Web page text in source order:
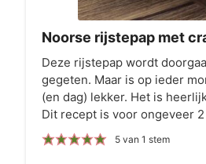
Noorse rijstepap met
Deze rijstepap wordt
gegeten. Maar is op ieder
(en dag) lekker. Het is
Dit recept is voor ongeveer
5van 1 stem